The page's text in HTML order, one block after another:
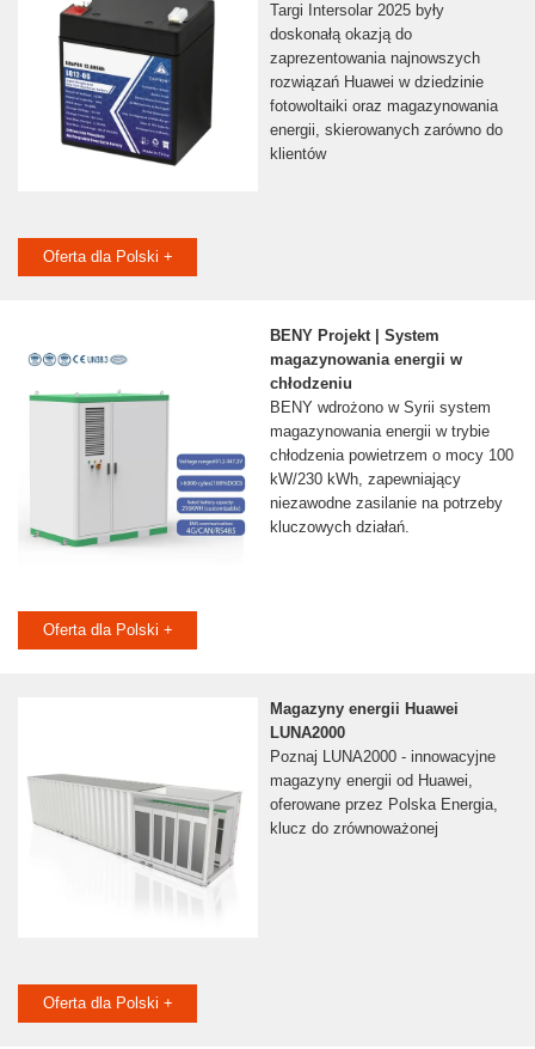
Targi Intersolar 2025 były
doskonałą okazją do
zaprezentowania najnowszych
rozwiązań Huawei w dziedzinie
fotowoltaiki oraz magazynowania
energii, skierowanych zarówno do
klientów
Oferta dla Polski +
BENY Projekt | System
magazynowania energii w
chłodzeniu
BENY wdrożono w Syrii system
magazynowania energii w trybie
chłodzenia powietrzem o mocy 100
kW/230 kWh, zapewniający
niezawodne zasilanie na potrzeby
kluczowych działań.
Oferta dla Polski +
Magazyny energii Huawei
LUNA2000
Poznaj LUNA2000 - innowacyjne
magazyny energii od Huawei,
oferowane przez Polska Energia,
klucz do zrównoważonej
Oferta dla Polski +